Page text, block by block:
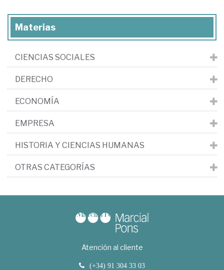
Materias
CIENCIAS SOCIALES
DERECHO
ECONOMÍA
EMPRESA
HISTORIA Y CIENCIAS HUMANAS
OTRAS CATEGORÍAS
Atención al cliente
(+34) 91 304 33 03